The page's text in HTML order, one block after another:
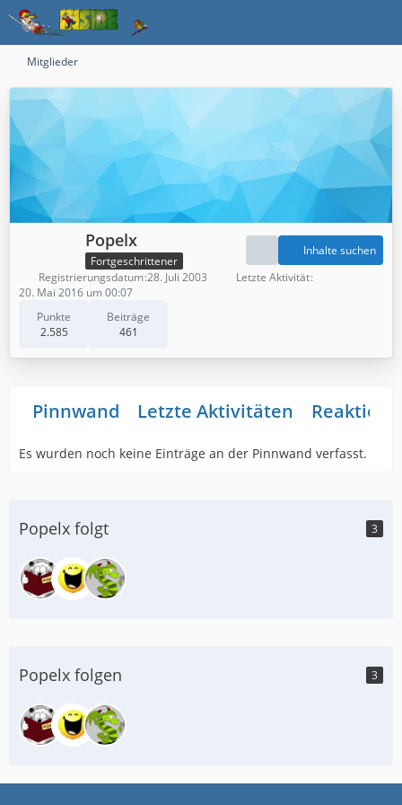
Mitglieder
Popelx
Fortgeschrittener
Punkte
2.585
Beiträge
461
Inhalte suchen
Registrierungsdatum 28. Juli 2003
Letzte Aktivität
20. Mai 2016 um 00:07
Pinnwand Letzte Aktivitäten
Es wurden noch keine Einträge an der Pinnwand verfasst.
Popelx folgt 3
Popelx folgen 3